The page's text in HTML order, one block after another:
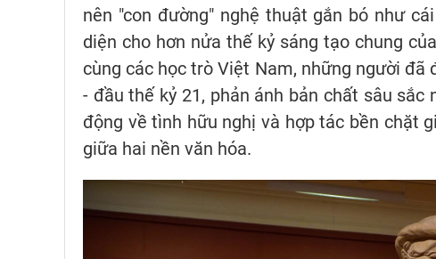
nên "con đường" nghệ thuật gắn bó như
diện cho hơn nửa thế kỷ sáng tạo chung
cùng các học trò Việt Nam, những người
- đầu thế kỷ 21, phản ánh bản chất sâu
động về tình hữu nghị và hợp tác bền chặt
giữa hai nền văn hóa.